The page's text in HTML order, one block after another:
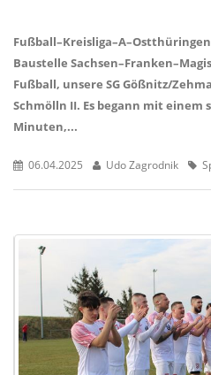
Baustelle
Fußball, unsere SG Gößnitz/
Schmölln II. Es begann mit einem
Minuten,...
06.04.2025 Udo Zagrodnik